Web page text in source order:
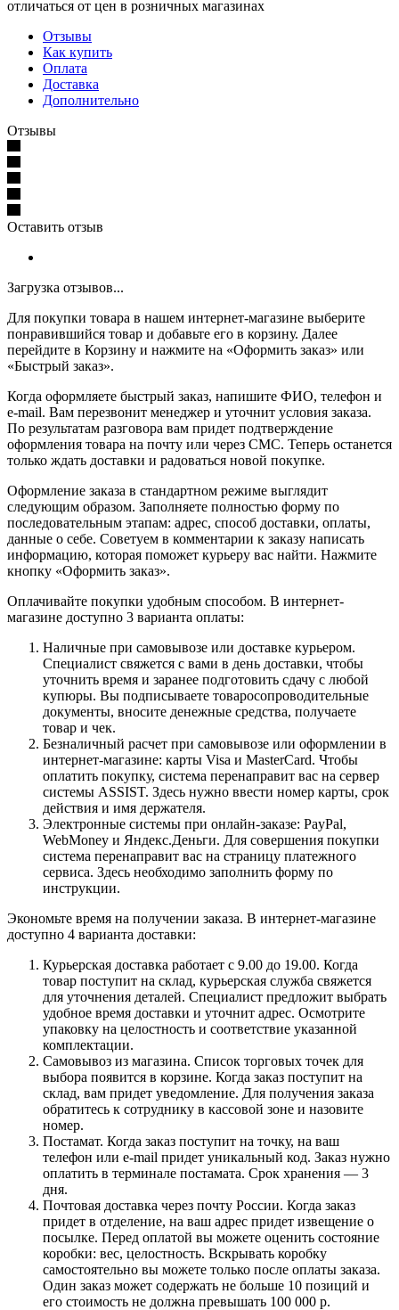
отличаться от цен в розничных магазинах
Отзывы
Как купить
Оплата
Доставка
Дополнительно
Отзывы
Оставить отзыв
Загрузка отзывов...
Для покупки товара в нашем интернет-магазине выберите
понравившийся товар и добавьте его в корзину. Далее
перейдите в Корзину и нажмите на «Оформить заказ» или
«Быстрый заказ».
Когда оформляете быстрый заказ, напишите ФИО, телефон и
e-mail. Вам перезвонит менеджер и уточнит условия заказа.
По результатам разговора вам придет подтверждение
оформления товара на почту или через СМС. Теперь останется
только ждать доставки и радоваться новой покупке.
Оформление заказа в стандартном режиме выглядит
следующим образом. Заполняете полностью форму по
последовательным этапам: адрес, способ доставки, оплаты,
данные о себе. Советуем в комментарии к заказу написать
информацию, которая поможет курьеру вас найти. Нажмите
кнопку «Оформить заказ».
Оплачивайте покупки удобным способом. В интернет-
магазине доступно 3 варианта оплаты:
Наличные при самовывозе или доставке курьером.
Специалист свяжется с вами в день доставки, чтобы
уточнить время и заранее подготовить сдачу с любой
купюры. Вы подписываете товаросопроводительные
документы, вносите денежные средства, получаете
товар и чек.
Безналичный расчет при самовывозе или оформлении в
интернет-магазине: карты Visa и MasterCard. Чтобы
оплатить покупку, система перенаправит вас на сервер
системы ASSIST. Здесь нужно ввести номер карты, срок
действия и имя держателя.
Электронные системы при онлайн-заказе: PayPal,
WebMoney и Яндекс.Деньги. Для совершения покупки
система перенаправит вас на страницу платежного
сервиса. Здесь необходимо заполнить форму по
инструкции.
Экономьте время на получении заказа. В интернет-магазине
доступно 4 варианта доставки:
Курьерская доставка работает с 9.00 до 19.00. Когда
товар поступит на склад, курьерская служба свяжется
для уточнения деталей. Специалист предложит выбрать
удобное время доставки и уточнит адрес. Осмотрите
упаковку на целостность и соответствие указанной
комплектации.
Самовывоз из магазина. Список торговых точек для
выбора появится в корзине. Когда заказ поступит на
склад, вам придет уведомление. Для получения заказа
обратитесь к сотруднику в кассовой зоне и назовите
номер.
Постамат. Когда заказ поступит на точку, на ваш
телефон или e-mail придет уникальный код. Заказ нужно
оплатить в терминале постамата. Срок хранения — 3
дня.
Почтовая доставка через почту России. Когда заказ
придет в отделение, на ваш адрес придет извещение о
посылке. Перед оплатой вы можете оценить состояние
коробки: вес, целостность. Вскрывать коробку
самостоятельно вы можете только после оплаты заказа.
Один заказ может содержать не больше 10 позиций и
его стоимость не должна превышать 100 000 р.